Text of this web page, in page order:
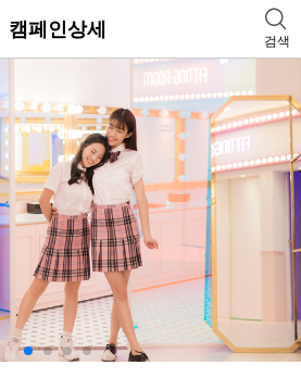
캠페인상세
검색